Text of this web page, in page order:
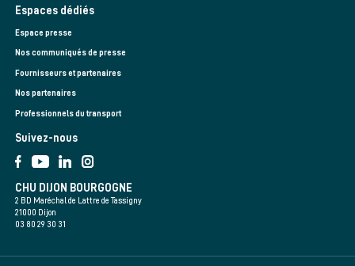
Espaces dédiés
Espace presse
Nos communiqués de presse
Fournisseurs et partenaires
Nos partenaires
Professionnels du transport
Suivez-nous
CHU DIJON BOURGOGNE
2 BD Maréchal de Lattre de Tassigny
21000 Dijon
03 80 29 30 31